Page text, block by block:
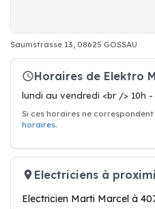
Saumstrasse 13, 08625 GOSSAU
Horaires de Elektro
lundi au vendredi <br /> 10h
Si ces horaires ne
horaires.
Electriciens à
Electricien Marti Marcel à